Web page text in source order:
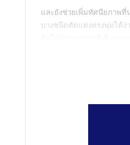
และยังช่วยเพิ่มทัศนียภาพ
บางชนิดตัดแต่งทรงพุ่มได้ง่